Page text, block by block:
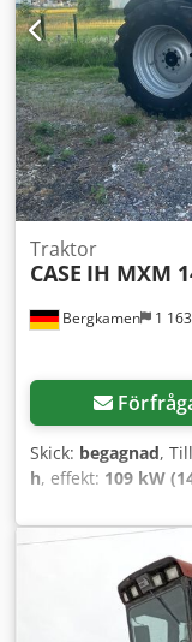
Bergkamen 1
Traktor
CASE IH MXM
Skick: begagnad,
h, effekt: 109 kW
fyrhjulsdrift, hytt,
Längd: 4 692 mm
Höjd: 2 997 mm
kW, 144 hk
cylindrar: 6
Fyrhjulsdrift